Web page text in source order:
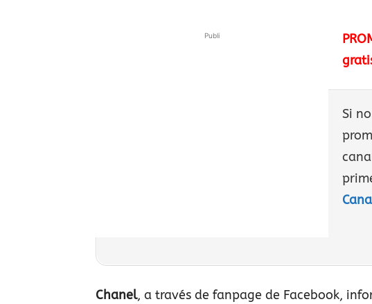
Publi
Si
Chanel, a través de fanpage de Facebook,